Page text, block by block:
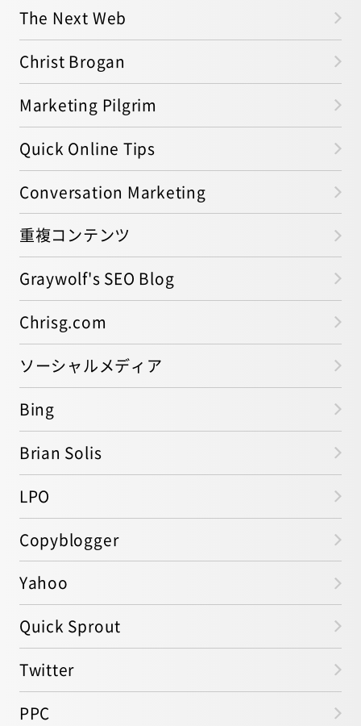
The Next Web
Christ Brogan
Marketing Pilgrim
Quick Online Tips
Conversation Marketing
重複コンテンツ
Graywolf's SEO Blog
Chrisg.com
ソーシャルメディア
Bing
Brian Solis
LPO
Copyblogger
Yahoo
Quick Sprout
Twitter
PPC